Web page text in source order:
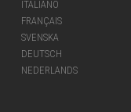
ITALIANO
FRANÇAIS
SVENSKA
DEUTSCH
NEDERLANDS